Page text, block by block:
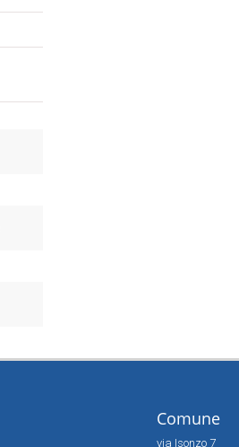
Comune
via Isonzo 7